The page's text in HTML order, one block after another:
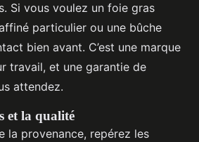
Si vous voulez un foie gras
particulier ou une bûche
bien avant. C’est une marque
travail, et une garantie de
attendez.
et la qualité
la provenance, repérez les